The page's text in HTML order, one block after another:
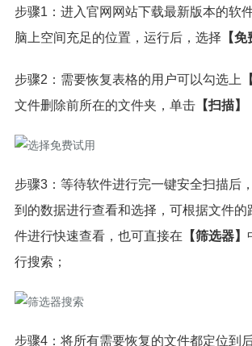
步骤1：进入官网网站下载最新版本的软
脑上空间充足的位置，运行后，选择 【免
步骤2：需要恢复表格的用户可以勾选上
文件删除前所在的文件夹，单击【扫描】
步骤3：等待软件进行完一键安全扫描后
到的数据进行查看和选择，可根据文件的
件进行快速查看，也可直接在 【筛选器】
行搜索；
步骤4：将所有需要恢复的文件都定位到